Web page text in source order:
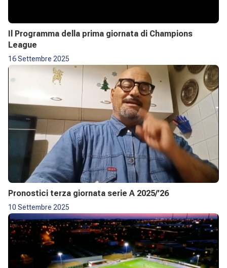
Il Programma della prima giornata di Champions
League
16 Settembre 2025
Pronostici terza giornata serie A 2025/’26
10 Settembre 2025